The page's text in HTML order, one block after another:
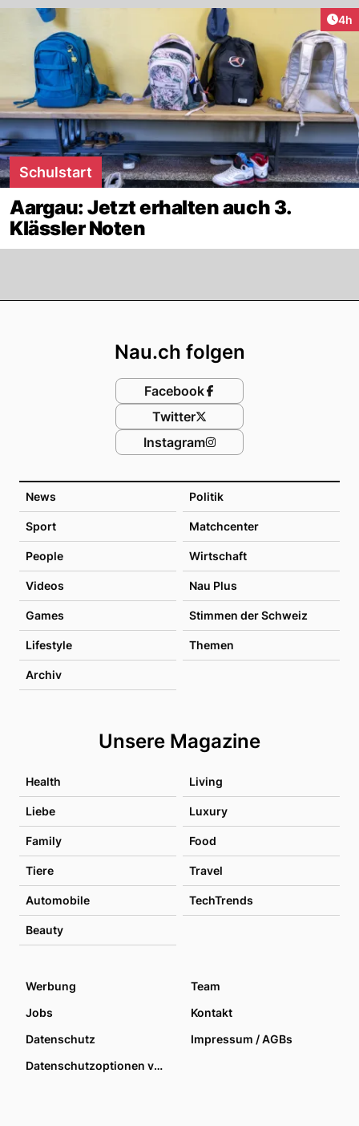
4h
Schulstart
Aargau: Jetzt erhalten auch 3.
Klässler Noten
News Politik
Sport Matchcenter
People Wirtschaft
Videos Nau Plus
Games Stimmen der Schweiz
Lifestyle Themen
Archiv
Unsere Magazine
Health Living
Liebe Luxury
Family Food
Tiere Travel
Automobile TechTrends
Beauty
Nau.ch folgen
Facebook
Twitter
Instagram
Werbung
Team
Jobs
Kontakt
Datenschutz
Impressum / AGBs
Datenschutzoptionen verwalten